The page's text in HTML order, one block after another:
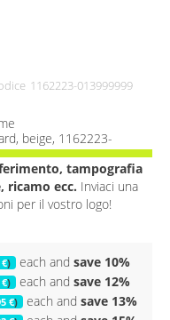
1162223-013999999
beige, 1162223-
tampografia
ricamo ecc. Inviaci una
per il vostro logo!
each and save 10%
each and save 12%
€ each and save 13%